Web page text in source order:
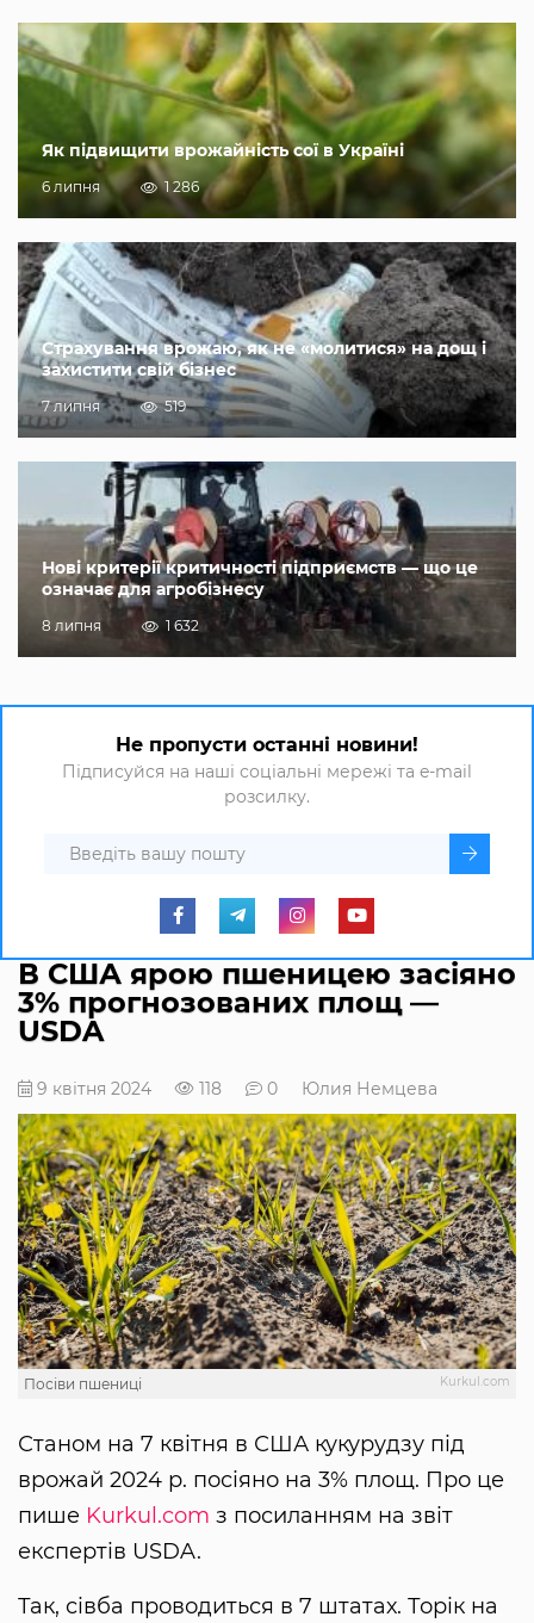
Як підвищити врожайність сої в Україні
6 липня 1 286
Страхування врожаю, як не «молитися» на дощ і
захистити свій бізнес
7 липня 519
Нові критерії критичності підприємств — що це
означає для агробізнесу
8 липня 1 632
Не пропусти останні новини!
Підписуйся на наші соціальні мережі та e-mail
розсилку.
В США ярою пшеницею засіяно
3% прогнозованих площ —
USDA
9 квітня 2024 118 0 Юлия Немцева
Kurkul.com
Посіви пшениці
Станом на 7 квітня в США кукурудзу під
врожай 2024 р. посіяно на 3% площ. Про це
пише Kurkul.com з посиланням на звіт
експертів USDA.
Так, сівба проводиться в 7 штатах. Торік на